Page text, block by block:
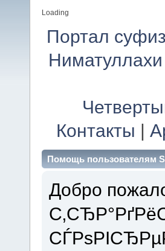
Loading
Портал
Ниматуллахи
Контакты |
Помощь пользователям
Добро